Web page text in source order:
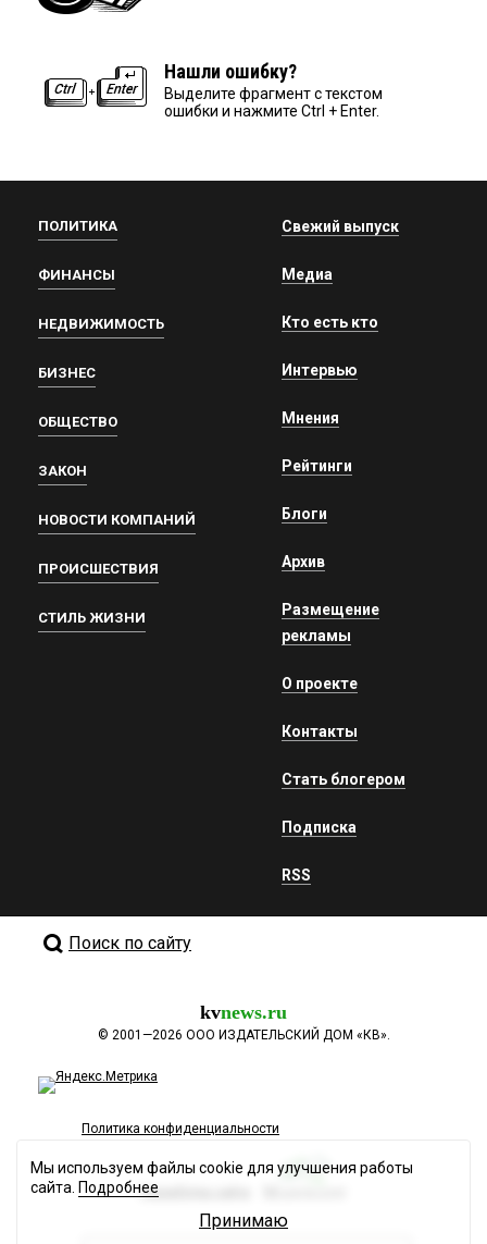
Нашли ошибку?
Выделите фрагмент с текстом
ошибки и нажмите Ctrl + Enter.
ПОЛИТИКА
ФИНАНСЫ
НЕДВИЖИМОСТЬ
БИЗНЕС
ОБЩЕСТВО
ЗАКОН
НОВОСТИ КОМПАНИЙ
ПРОИСШЕСТВИЯ
СТИЛЬ ЖИЗНИ
Свежий выпуск
Медиа
Кто есть кто
Интервью
Мнения
Рейтинги
Блоги
Архив
Размещение
рекламы
О проекте
Контакты
Стать блогером
Подписка
RSS
Поиск по сайту
kvnews.ru
© 2001—2026 ООО ИЗДАТЕЛЬСКИЙ ДОМ «КВ».
Политика конфиденциальности
Разработка сайта
Мы используем файлы cookie для улучшения работы
сайта. Подробнее
Принимаю